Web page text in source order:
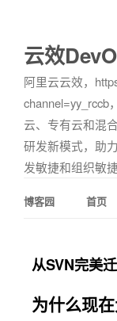
云效
阿里云云效，
channel=yy_rccb
云、专有云和混
研发新模式，助
发敏捷和组织敏
博客园 首页
从SVN完美
为什么现